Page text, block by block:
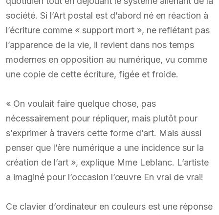
société. Si l’Art postal est d’abord né en réaction à
l’écriture comme « support mort », ne reflétant pas
l’apparence de la vie, il revient dans nos temps
modernes en opposition au numérique, vu comme
une copie de cette écriture, figée et froide.
« On voulait faire quelque chose, pas
nécessairement pour répliquer, mais plutôt pour
s’exprimer à travers cette forme d’art. Mais aussi
penser que l’ère numérique a une incidence sur la
création de l’art », explique Mme Leblanc. L’artiste
a imaginé pour l’occasion l’œuvre En vrai de vrai!
Ce clavier d’ordinateur en couleurs est une réponse